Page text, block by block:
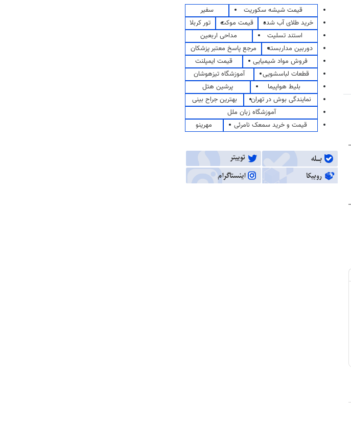
قیمت شیشه سکوریت
سفیر
خرید طلای آب شده
قیمت موکت
تور کربلا
استند تسلیت
مداحی اربعین
دوربین مداربسته
مرجع پاسخ معتبر پزشکان
فروش مواد شیمیایی
قیمت ایمپلنت
قطعات لباسشویی
آموزشگاه تیزهوشان
بلیط هواپیما
پرشین هتل
نمایندگی بوش در تهران
بهترین جراح بینی
آموزشگاه زبان ملل
قیمت و خرید سمعک نامرئی
مهرینو